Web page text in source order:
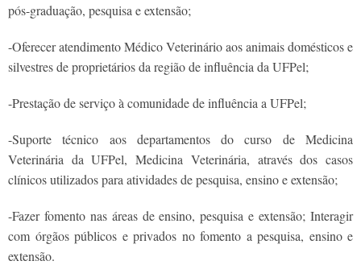
pós-graduação, pesquisa e extensão;
-Oferecer atendimento Médico Veterinário aos animais domésticos e
silvestres de proprietários da região de influência da UFPel;
-Prestação de serviço à comunidade de influência a UFPel;
-Suporte técnico aos departamentos do curso de Medicina
Veterinária da UFPel, Medicina Veterinária, através dos casos
clínicos utilizados para atividades de pesquisa, ensino e extensão;
-Fazer fomento nas áreas de ensino, pesquisa e extensão; Interagir
com órgãos públicos e privados no fomento a pesquisa, ensino e
extensão.